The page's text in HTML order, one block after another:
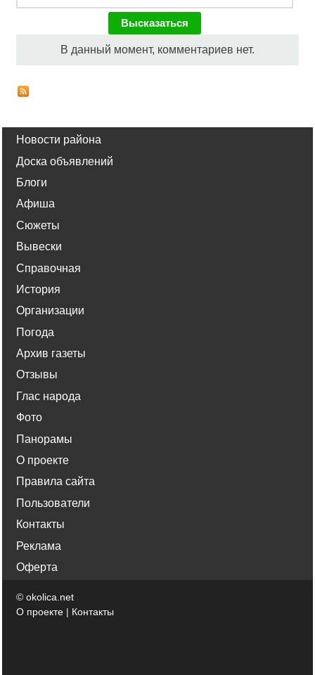
В данный момент, комментариев нет.
Новости района
Доска объявлений
Блоги
Афиша
Сюжеты
Вывески
Справочная
История
Организации
Погода
Архив газеты
Отзывы
Глас народа
Фото
Панорамы
О проекте
Правила сайта
Пользователи
Контакты
Реклама
Оферта
© okolica.net
О проекте | Контакты